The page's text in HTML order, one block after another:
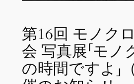
第16回 モノク
会 写真展「モノ
の時間ですよ」